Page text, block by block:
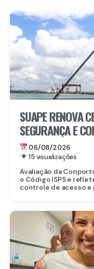
SUAPE RENOVA
SEGURANÇA E
INTERNACIONAL
06/08/2026
15 visualizações
Avaliação da
o Código ISPS e
controle de acesso e